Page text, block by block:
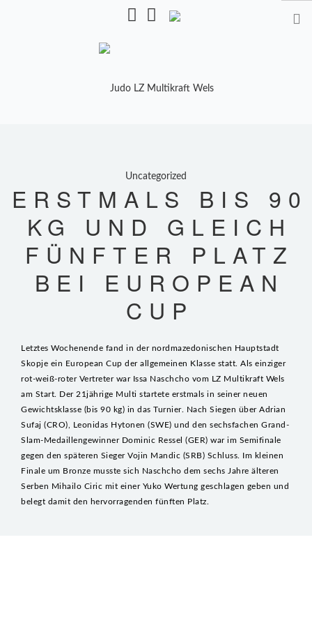
TRAININGSZEITEN
KALENDER
MANNSCHAFTEN
VEREIN
TABELLE
FOTOS
FUNKTIONÄRE
IMPRESSUM
SPONSOREN
Uncategorized
ERSTMALS BIS 90
KG UND GLEICH
FÜNFTER PLATZ
BEI EUROPEAN
CUP
Letztes Wochenende fand in der nordmazedonischen Hauptstadt
Skopje ein European Cup der allgemeinen Klasse statt. Als einziger
rot-weiß-roter Vertreter war Issa Naschcho vom LZ Multikraft Wels
am Start. Der 21jährige Multi startete erstmals in seiner neuen
Gewichtsklasse (bis 90 kg) in das Turnier. Nach Siegen über Adrian
Sufaj (CRO), Leonidas Hytonen (SWE) und den sechsfachen Grand-
Slam-Medaillengewinner Dominic Ressel (GER) war im Semifinale
gegen den späteren Sieger Vojin Mandic (SRB) Schluss. Im kleinen
Finale um Bronze musste sich Naschcho dem sechs Jahre älteren
Serben Mihailo Ciric mit einer Yuko Wertung geschlagen geben und
belegt damit den hervorragenden fünften Platz.